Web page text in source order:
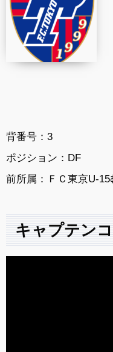
背番号：3
ポジション：DF
前所属：ＦＣ東京U-15
キャプテン